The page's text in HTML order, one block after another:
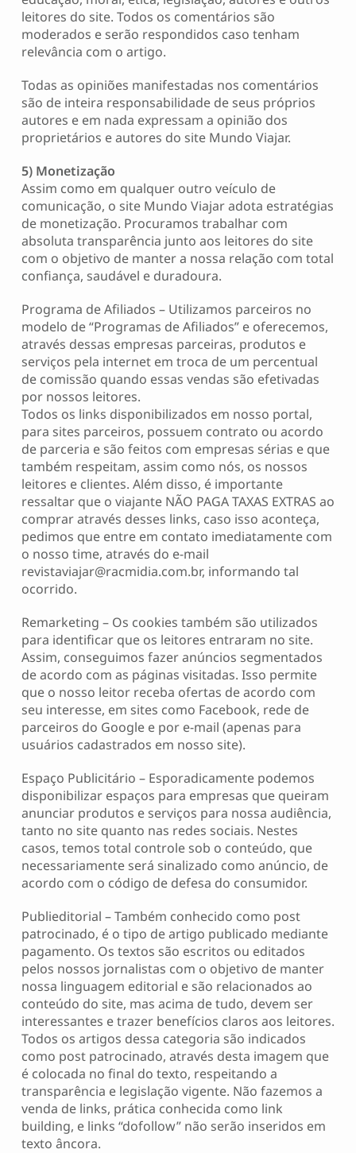
leitores do site. Todos os comentários são
moderados e serão respondidos caso tenham
relevância com o artigo.
Todas as opiniões manifestadas nos comentários
são de inteira responsabilidade de seus próprios
autores e em nada expressam a opinião dos
proprietários e autores do site Mundo Viajar.
5) Monetização
Assim como em qualquer outro veículo de
comunicação, o site Mundo Viajar adota estratégias
de monetização. Procuramos trabalhar com
absoluta transparência junto aos leitores do site
com o objetivo de manter a nossa relação com total
confiança, saudável e duradoura.
Programa de Afiliados – Utilizamos parceiros no
modelo de “Programas de Afiliados” e oferecemos,
através dessas empresas parceiras, produtos e
serviços pela internet em troca de um percentual
de comissão quando essas vendas são efetivadas
por nossos leitores.
Todos os links disponibilizados em nosso portal,
para sites parceiros, possuem contrato ou acordo
de parceria e são feitos com empresas sérias e que
também respeitam, assim como nós, os nossos
leitores e clientes. Além disso, é importante
ressaltar que o viajante NÃO PAGA TAXAS EXTRAS ao
comprar através desses links, caso isso aconteça,
pedimos que entre em contato imediatamente com
o nosso time, através do e-mail
revistaviajar@racmidia.com.br, informando tal
ocorrido.
Remarketing – Os cookies também são utilizados
para identificar que os leitores entraram no site.
Assim, conseguimos fazer anúncios segmentados
de acordo com as páginas visitadas. Isso permite
que o nosso leitor receba ofertas de acordo com
seu interesse, em sites como Facebook, rede de
parceiros do Google e por e-mail (apenas para
usuários cadastrados em nosso site).
Espaço Publicitário – Esporadicamente podemos
disponibilizar espaços para empresas que queiram
anunciar produtos e serviços para nossa audiência,
tanto no site quanto nas redes sociais. Nestes
casos, temos total controle sob o conteúdo, que
necessariamente será sinalizado como anúncio, de
acordo com o código de defesa do consumidor.
Publieditorial – Também conhecido como post
patrocinado, é o tipo de artigo publicado mediante
pagamento. Os textos são escritos ou editados
pelos nossos jornalistas com o objetivo de manter
nossa linguagem editorial e são relacionados ao
conteúdo do site, mas acima de tudo, devem ser
interessantes e trazer benefícios claros aos leitores.
Todos os artigos dessa categoria são indicados
como post patrocinado, através desta imagem que
é colocada no final do texto, respeitando a
transparência e legislação vigente. Não fazemos a
venda de links, prática conhecida como link
building, e links “dofollow” não serão inseridos em
texto âncora.